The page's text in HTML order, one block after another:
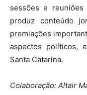
sessões e reuniões
produz conteúdo
premiações
aspectos políticos,
Santa Catarina.
Colaboração: Altair